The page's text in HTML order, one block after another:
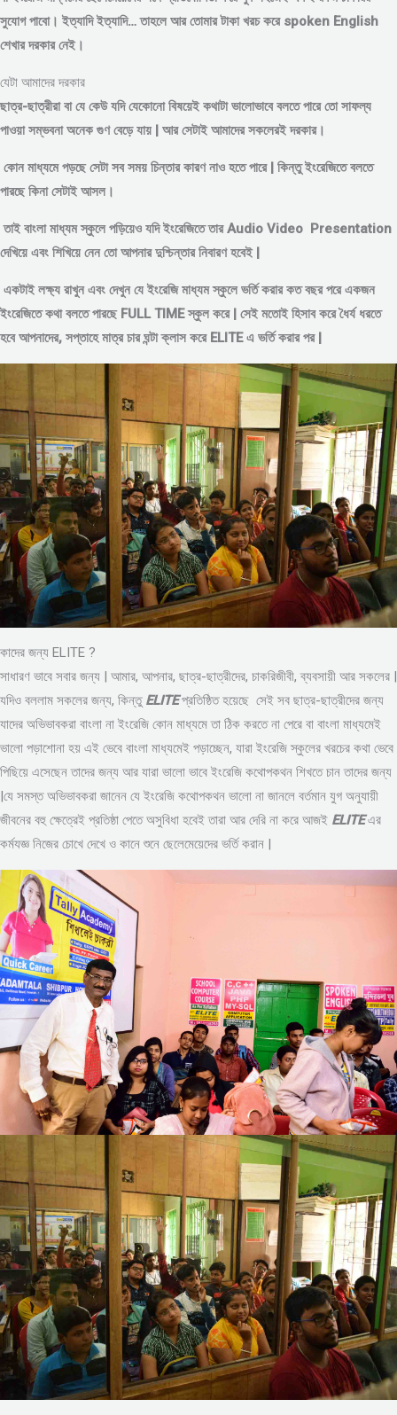
সুযোগ পাবো। ইত্যাদি ইত্যাদি… তাহলে আর তোমার টাকা খরচ করে spoken English
শেখার দরকার নেই।
যেটা আমাদের দরকার
ছাত্র-ছাত্রীরা বা যে কেউ যদি যেকোনো বিষয়েই কথাটা ভালোভাবে বলতে পারে তো সাফল্য
পাওয়া সম্ভবনা অনেক গুণ বেড়ে যায় | আর সেটাই আমাদের সকলেরই দরকার।
কোন মাধ্যমে পড়ছে সেটা সব সময় চিন্তার কারণ নাও হতে পারে | কিন্তু ইংরেজিতে বলতে
পারছে কিনা সেটাই আসল।
তাই বাংলা মাধ্যম স্কুলে পড়িয়েও যদি ইংরেজিতে তার Audio Video Presentation
দেখিয়ে এবং শিখিয়ে নেন তো আপনার দুশ্চিন্তার নিবারণ হবেই |
একটাই লক্ষ্য রাখুন এবং দেখুন যে ইংরেজি মাধ্যম স্কুলে ভর্তি করার কত বছর পরে একজন
ইংরেজিতে কথা বলতে পারছে FULL TIME স্কুল করে | সেই মতোই হিসাব করে ধৈর্য ধরতে
হবে আপনাদের, সপ্তাহে মাত্র চার ঘন্টা ক্লাস করে ELITE এ ভর্তি করার পর |
কাদের জন্য ELITE ?
সাধারণ ভাবে সবার জন্য | আমার, আপনার, ছাত্র-ছাত্রীদের, চাকরিজীবী, ব্যবসায়ী আর সকলের |
যদিও বললাম সকলের জন্য, কিন্তু ELITEপ্রতিষ্ঠিত হয়েছে সেই সব ছাত্র-ছাত্রীদের জন্য
যাদের অভিভাবকরা বাংলা না ইংরেজি কোন মাধ্যমে তা ঠিক করতে না পেরে বা বাংলা মাধ্যমেই
ভালো পড়াশোনা হয় এই ভেবে বাংলা মাধ্যমেই পড়াচ্ছেন, যারা ইংরেজি স্কুলের খরচের কথা ভেবে
পিছিয়ে এসেছেন তাদের জন্য আর যারা ভালো ভাবে ইংরেজি কথোপকথন শিখতে চান তাদের জন্য
|যে সমস্ত অভিভাবকরা জানেন যে ইংরেজি কথোপকথন ভালো না জানলে বর্তমান যুগ অনুযায়ী
জীবনের বহু ক্ষেত্রেই প্রতিষ্ঠা পেতে অসুবিধা হবেই তারা আর দেরি না করে আজই ELITEএর
কর্মযজ্ঞ নিজের চোখে দেখে ও কানে শুনে ছেলেমেয়েদের ভর্তি করান |